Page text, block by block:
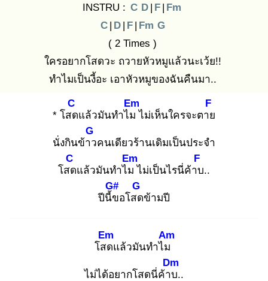
INSTRU : C D | F | Fm
C | D | F | Fm G
( 2 Times )
ใครอยากโสดวะ ถวายหัวหมูแล้วนะเว้ย!!
ทำไมเป็นงี้อะ เอาหัวหมูของฉันคืนมา..
* โสด
C
แล้วมันทำไม
Em
ไม่เห็นใครจะตาย
F
นั่งกินข้าว
G
คนเดียวร้านเดิมเป็นประจำ
โสด
C
แล้วมันทำไม
Em
ไม่เป็นไรนี่ค้าบ
F
..
ปีนี้ข
G#
อโสด
G
ข้ามปี
โสด
Em
แล้วมันทำไม
Am
ไม่ได้อยากโสดนี่ค้าบ
Dm
..